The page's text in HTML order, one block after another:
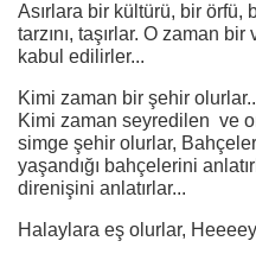
Asırlara bir kültürü, bir örfü,
tarzını, taşırlar. O zaman
kabul edilirler...
Kimi zaman bir şehir
Kimi zaman seyredilen ve
simge şehir olurlar,
yaşandığı bahçelerini
direnişini anlatırlar...
Halaylara eş olurlar,